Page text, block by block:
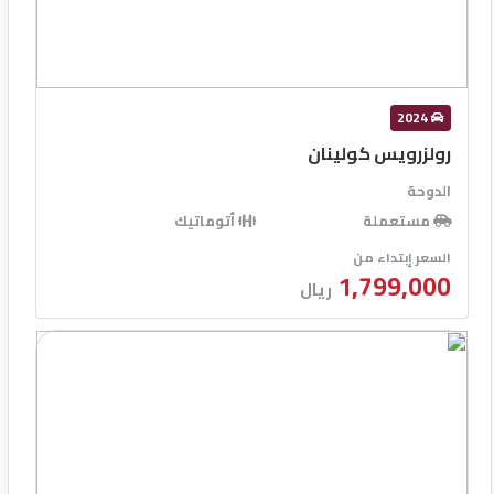
2024
رولزرويس كولينان
الدوحة
مستعملة
أتوماتيك
السعر إبتداء من
1,799,000 ريال